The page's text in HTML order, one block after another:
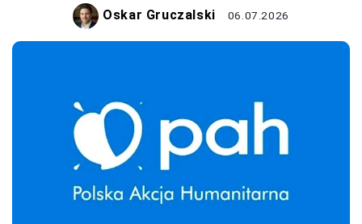
Oskar Gruczalski 06.07.2026